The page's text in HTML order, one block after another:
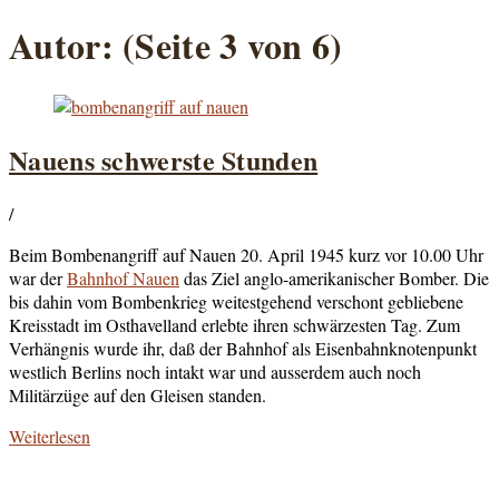
Autor: (Seite 3 von 6)
Nauens schwerste Stunden
/
Beim Bombenangriff auf Nauen 20. April 1945 kurz vor 10.00 Uhr
war derBahnhof Nauen das Ziel anglo-amerikanischer Bomber. Die
bis dahin vom Bombenkrieg weitestgehend verschont gebliebene
Kreisstadt im Osthavelland erlebte ihren schwärzesten Tag. Zum
Verhängnis wurde ihr, daß der Bahnhof als Eisenbahnknotenpunkt
westlich Berlins noch intakt war und ausserdem auch noch
Militärzüge auf den Gleisen standen.
Weiterlesen